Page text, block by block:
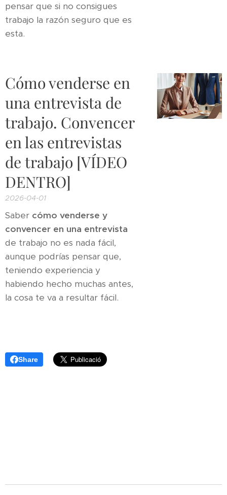
pensar que si no consigues
trabajo la razón seguro que es
esta.
Cómo venderse en
una entrevista de
trabajo. Convencer
en las entrevistas
de trabajo [VÍDEO
DENTRO]
2026-04-01
Saber cómo venderse y
convencer en una entrevista
de trabajo no es nada fácil,
aunque podrías pensar que,
teniendo experiencia y
habiendo hecho muchas antes,
la cosa te va a resultar fácil.
Share